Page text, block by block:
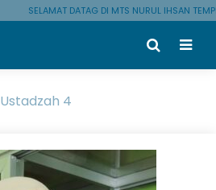
SELAMAT DATAG DI MTS NURUL IHSAN
Ustadzah 4